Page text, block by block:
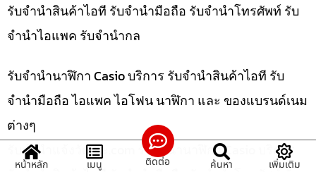
รับจำนำสินค้าไอที รับจำนำมือถือ รับจำนำโทรศัพท์ รับ
จำนำไอแพค รับจำนำกล
รับจำนำนาฬิกา Casio บริการ รับจำนำสินค้าไอที รับ
จำนำมือถือ ไอแพค ไอโฟน นาฬิกา และ ของแบรนด์เนม
ต่างๆ
รับจํานําแจ้งวัฒนะ.com รับจำนำนาฬิกา Casio บริการ
หน้าหลัก เมนู ติดต่อ ค้นหา เพิ่มเติม